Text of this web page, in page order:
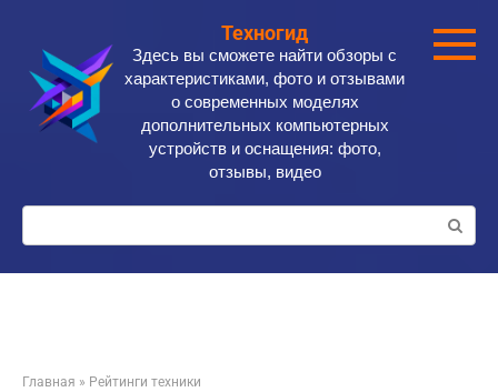
контенту
Техногид
Здесь вы сможете найти обзоры с
характеристиками, фото и отзывами
о современных моделях
дополнительных компьютерных
устройств и оснащения: фото,
отзывы, видео
Поиск:
Главная » Рейтинги техники